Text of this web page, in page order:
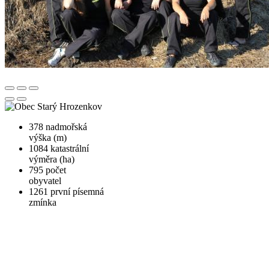
378 nadmořská
výška (m)
1084 katastrální
výměra (ha)
795 počet
obyvatel
1261 první písemná
zmínka